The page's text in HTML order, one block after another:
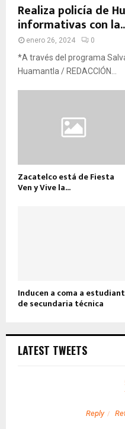
Realiza policía de
informativas con
enero 26, 2024 0
*A través del programa
Huamantla / REDACCIÓN...
Zacatelco está de Fiesta
Ven y Vive la...
Inducen a coma a
de secundaria técnica
LATEST TWEETS
Reply